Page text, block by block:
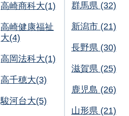
高崎商科大(1)
高崎健康福祉
大(4)
高岡法科大(1)
高千穂大(3)
駿河台大(5)
群馬県 (32)
新潟市 (21)
長野県 (30)
滋賀県 (25)
鹿児島 (26)
山形県 (21)